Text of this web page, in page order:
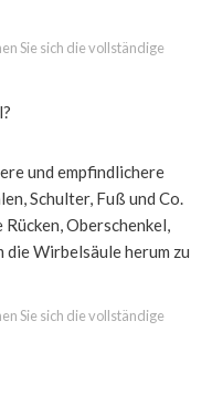
Sie sich die vollständige
und empfindlichere
Schulter, Fuß und Co.
Oberschenkel,
die Wirbelsäule herum zu
Sie sich die vollständige